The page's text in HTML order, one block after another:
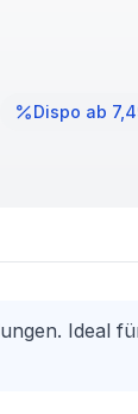
Dispo ab
Ideal